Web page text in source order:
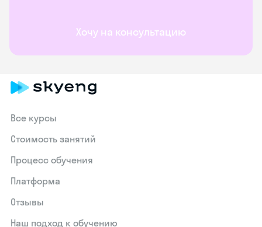
Хочу на консультацию
Все курсы
Стоимость занятий
Процесс обучения
Платформа
Отзывы
Наш подход к обучению